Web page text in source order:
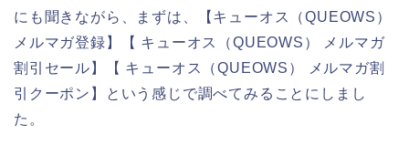
にも聞きながら、まずは、【キューオス（QUEOWS）
メルマガ登録】【 キューオス（QUEOWS） メルマガ
割引セール】【 キューオス（QUEOWS） メルマガ割
引クーポン】という感じで調べてみることにしまし
た。